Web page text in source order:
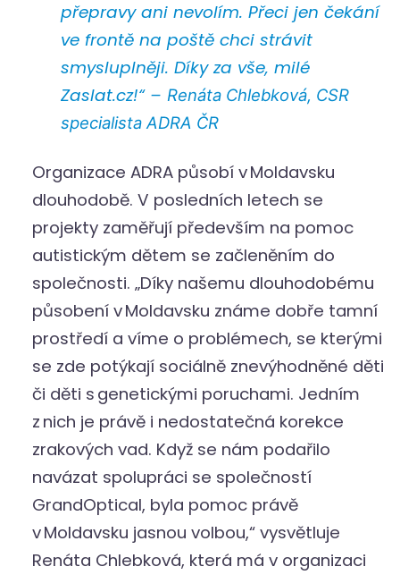
přepravy ani nevolím. Přeci jen čekání
ve frontě na poště chci strávit
smysluplněji. Díky za vše, milé
Zaslat.cz!“ – Renáta Chlebková, CSR
specialista ADRA ČR
Organizace ADRA působí v Moldavsku
dlouhodobě. V posledních letech se
projekty zaměřují především na pomoc
autistickým dětem se začleněním do
společnosti. „Díky našemu dlouhodobému
působení v Moldavsku známe dobře tamní
prostředí a víme o problémech, se kterými
se zde potýkají sociálně znevýhodněné děti
či děti s genetickými poruchami. Jedním
z nich je právě i nedostatečná korekce
zrakových vad. Když se nám podařilo
navázat spolupráci se společností
GrandOptical, byla pomoc právě
v Moldavsku jasnou volbou,“ vysvětluje
Renáta Chlebková, která má v organizaci